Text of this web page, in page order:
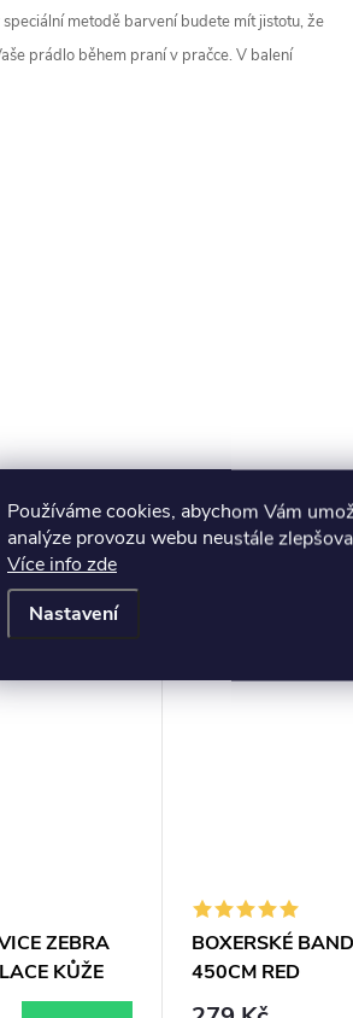
Používáme cookies, abychom Vám
analýze provozu webu neustále
Více info zde
Nastavení
metodě barvení budete mít jistotu, že
prádlo během praní v pračce. V balení
ZEBRA
KŮŽE
BOXERSKÉ
450CM RED